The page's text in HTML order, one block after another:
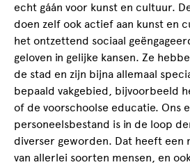
echt gáán voor kunst en cultuur.
doen zelf ook actief aan kunst en
het ontzettend sociaal
geloven in gelijke kansen. Ze
de stad en zijn bijna allemaal
bepaald vakgebied, bijvoorbeeld
of de voorschoolse educatie. Ons
personeelsbestand is in de loop
diverser geworden. Dat heeft een
van allerlei soorten mensen, en